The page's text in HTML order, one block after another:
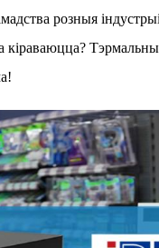
розныя
кіраваюцца?